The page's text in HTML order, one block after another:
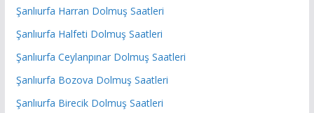
Şanlıurfa Harran Dolmuş Saatleri
Şanlıurfa Halfeti Dolmuş Saatleri
Şanlıurfa Ceylanpınar Dolmuş Saatleri
Şanlıurfa Bozova Dolmuş Saatleri
Şanlıurfa Birecik Dolmuş Saatleri